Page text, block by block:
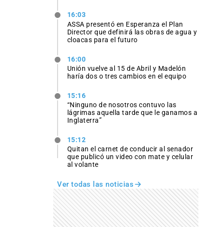
16:03
ASSA presentó en Esperanza el Plan
Director que definirá las obras de agua y
cloacas para el futuro
16:00
Unión vuelve al 15 de Abril y Madelón
haría dos o tres cambios en el equipo
15:16
“Ninguno de nosotros contuvo las
lágrimas aquella tarde que le ganamos a
Inglaterra”
15:12
Quitan el carnet de conducir al senador
que publicó un video con mate y celular
al volante
Ver todas las noticias